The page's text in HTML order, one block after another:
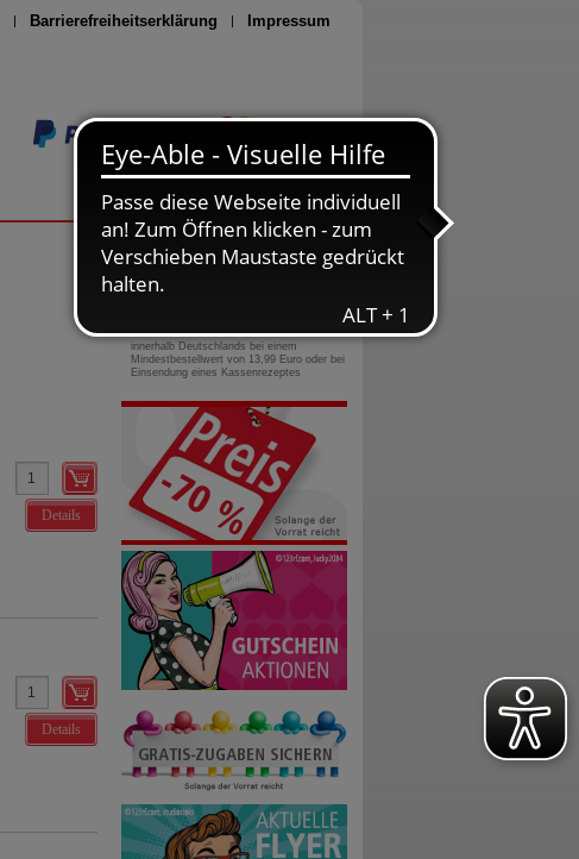
Barrierefreiheitserklärung Impressum
Seite drucken
Details
Details
0800-10 11 422
gebührenfreie Rufnummer
innerhalb Deutschlands bei einem
Mindestbestellwert von 13,99 Euro oder bei
Einsendung eines Kassenrezeptes